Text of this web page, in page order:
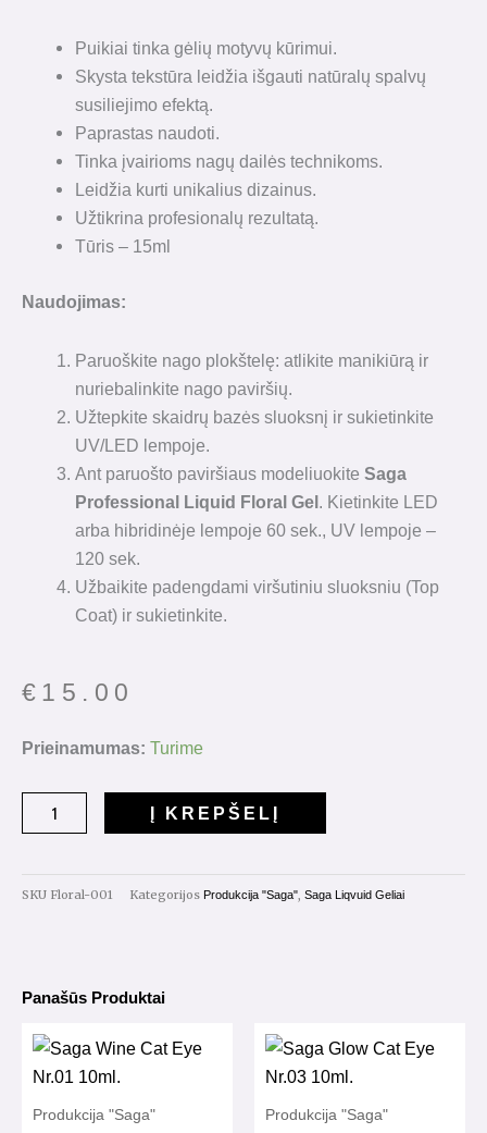
Puikiai tinka gėlių motyvų kūrimui.
Skysta tekstūra leidžia išgauti natūralų spalvų
susiliejimo efektą.
Paprastas naudoti.
Tinka įvairioms nagų dailės technikoms.
Leidžia kurti unikalius dizainus.
Užtikrina profesionalų rezultatą.
Tūris – 15ml
Naudojimas:
Paruoškite nago plokštelę: atlikite manikiūrą ir
nuriebalinkite nago paviršių.
Užtepkite skaidrų bazės sluoksnį ir sukietinkite
UV/LED lempoje.
Ant paruošto paviršiaus modeliuokiteSaga
Professional Liquid Floral Gel . Kietinkite LED
arba hibridinėje lempoje 60 sek., UV lempoje –
120 sek.
Užbaikite padengdami viršutiniu sluoksniu (Top
Coat) ir sukietinkite.
€ 15.00
Prieinamumas: Turime
produkto
Floral
Gel
Į KREPŠELĮ
SKU Floral-001 Kategorijos Produkcija "Saga", Saga Liqvuid Geliai
Panašūs Produktai
Produkcija "Saga" Produkcija "Saga"